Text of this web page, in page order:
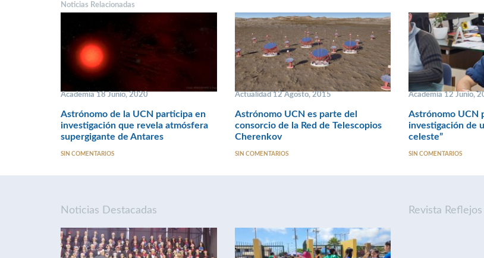
Noticias Relacionadas
Academia 18 Junio, 2020
Astrónomo de la UCN participa en
investigación que revela atmósfera
supergigante de Antares
SIN COMENTARIOS
Actualidad 12 Agosto, 2015
Astrónomo UCN es parte del
consorcio de la Red de Telescopios
Cherenkov
SIN COMENTARIOS
Academia 12 Junio,
Astrónomo UCN
investigación de
celeste”
SIN COMENTARIOS
Noticias Destacadas Revista Reflejos